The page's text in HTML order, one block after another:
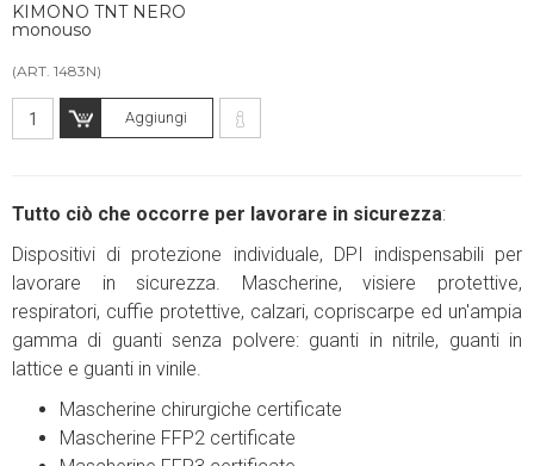
KIMONO TNT NERO
monouso
(ART. 1483N)
Aggiungi
Tutto ciò che occorre per lavorare in sicurezza:
Dispositivi di protezione individuale, DPI indispensabili per
lavorare in sicurezza. Mascherine, visiere protettive,
respiratori, cuffie protettive, calzari, copriscarpe ed un'ampia
gamma di guanti senza polvere: guanti in nitrile, guanti in
lattice e guanti in vinile.
Mascherine chirurgiche certificate
Mascherine FFP2 certificate